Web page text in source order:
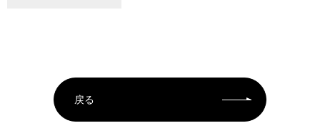
戻る